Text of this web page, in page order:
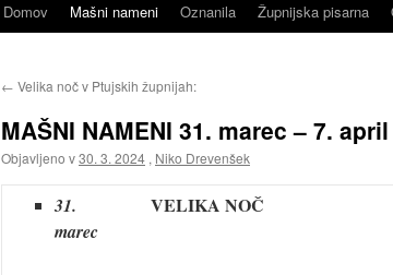
Domov Mašni nameni Oznanila Župnijska pisarna
← Velika noč v Ptujskih župnijah:
MAŠNI NAMENI 31. marec – 7.
Objavljeno v30. 3. 2024 , Niko Drevenšek
31.
marec
VELIKA NOČ